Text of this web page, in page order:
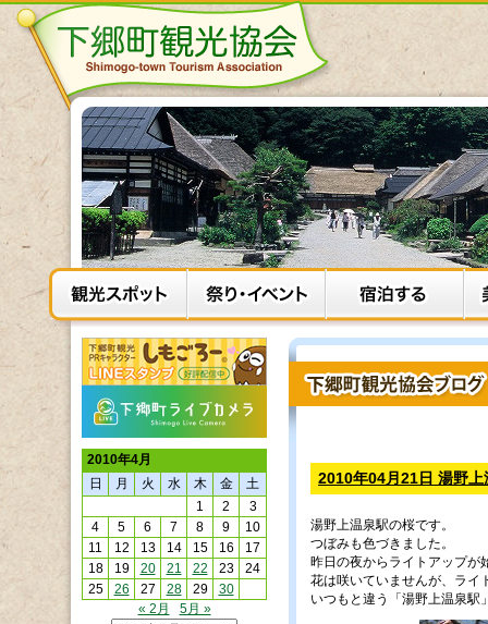
2010年04月21日 湯野上
湯野上温泉駅の桜です。
つぼみも色づきました。
昨日の夜からライトアップが
花は咲いていませんが、ライ
いつもと違う「湯野上温泉駅
2010年4月
日
月 火 水 木 金
土
1
2
3
4
5 6 7 8 9
10
11
12 13 14 15 16
17
18
19 20 21 22 23
24
25
26 27 28 29
30
« 2月
5月 »